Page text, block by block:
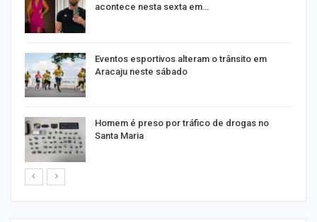
acontece nesta sexta em…
Eventos esportivos alteram o trânsito em
Aracaju neste sábado
Homem é preso por tráfico de drogas no
Santa Maria